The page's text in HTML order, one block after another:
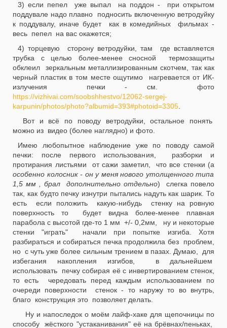
3) если пепел уже выпал на поддон - при открытом
поддувале надо плавно подносить включенную ветродуйку
к поддувалу, иначе будет как в комедийных фильмах -
весь пепел на вас окажется;
4) торцевую сторону ветродуйки, там где вставляется
трубка с целью более-менее сносной термозащиты
обклеил зеркальным металлизированным скотчем, так как
черный пластик в том месте ощутимо нагревается от ИК-
излучения печки - см. фото
https://vizhivai.com/soobshhestvo/12062-sergej-
karpunin/photos/photo?albumid=393#photoid=3305
Вот и всё по поводу ветродуйки, остальное понять
можно из видео (более наглядно) и фото.
Имею любопытное наблюдение уже по поводу самой
печки: после первого использования, разборки и
протирания листьями от сажи заметил, что все стенки (а
особенно колосник - он у меня нового утолщенного типа
1,5 мм , брал дополнительно отдельно) слегка повело
так, как будто печку изнутри пытались надуть как шарик. То
есть если положить какую-нибудь стенку на ровную
поверхность то будет видна более-менее плавная
парабола с высотой где-то 1 мм +/- 0,2мм, ну и некоторые
стенки "играть" начали при попытке изгиба. Хотя
разбираться и собираться печка продолжила без проблем,
но с чуть уже более сильным трением в пазах. Думаю, для
избегания накопления изгибов, в дальнейшем
использовать печку собирая её с инвертированием стенок,
то есть чередовать перед каждым использованием по
очереди поверхности стенок - то наружу то во внутрь,
благо конструкция это позволяет делать.
Ну и напоследок о моём лайф-хаке для щепочницы по
способу жёсткого "устаканивания" её на брёвнах/пеньках,